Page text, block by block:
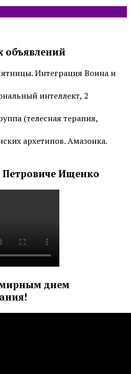
объявлений
Интеграция Воина и
интеллект, 2
(телесная терапия,
архетипов. Амазонка.
Ищенко
днем